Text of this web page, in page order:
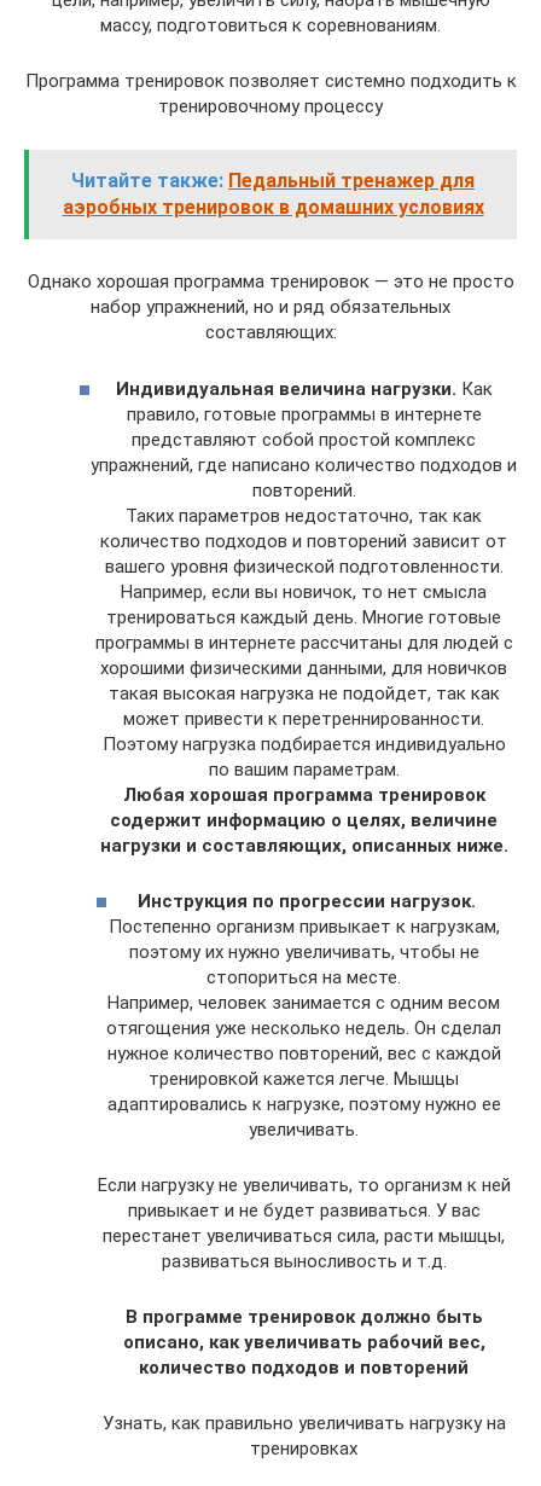
массу, подготовиться к соревнованиям.
Программа тренировок позволяет системно подходить к
тренировочному процессу
Читайте также: Педальный тренажер для
аэробных тренировок в домашних условиях
Однако хорошая программа тренировок — это не просто
набор упражнений, но и ряд обязательных
составляющих:
Индивидуальная величина нагрузки. Как
правило, готовые программы в интернете
представляют собой простой комплекс
упражнений, где написано количество подходов и
повторений.
Таких параметров недостаточно, так как
количество подходов и повторений зависит от
вашего уровня физической подготовленности.
Например, если вы новичок, то нет смысла
тренироваться каждый день. Многие готовые
программы в интернете рассчитаны для людей с
хорошими физическими данными, для новичков
такая высокая нагрузка не подойдет, так как
может привести к перетреннированности.
Поэтому нагрузка подбирается индивидуально
по вашим параметрам.
Любая хорошая программа тренировок
содержит информацию о целях, величине
нагрузки и составляющих, описанных ниже.
Инструкция по прогрессии нагрузок.
Постепенно организм привыкает к нагрузкам,
поэтому их нужно увеличивать, чтобы не
стопориться на месте.
Например, человек занимается с одним весом
отягощения уже несколько недель. Он сделал
нужное количество повторений, вес с каждой
тренировкой кажется легче. Мышцы
адаптировались к нагрузке, поэтому нужно ее
увеличивать.
Если нагрузку не увеличивать, то организм к ней
привыкает и не будет развиваться. У вас
перестанет увеличиваться сила, расти мышцы,
развиваться выносливость и т.д.
В программе тренировок должно быть
описано, как увеличивать рабочий вес,
количество подходов и повторений
Узнать, как правильно увеличивать нагрузку на
тренировках